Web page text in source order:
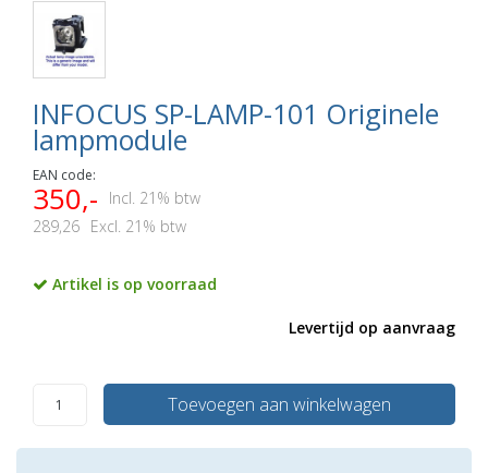
INFOCUS SP-LAMP-101 Originele
lampmodule
EAN code:
350,-
Incl. 21% btw
289,26 Excl. 21% btw
Artikel is op voorraad
Levertijd op aanvraag
Toevoegen aan winkelwagen